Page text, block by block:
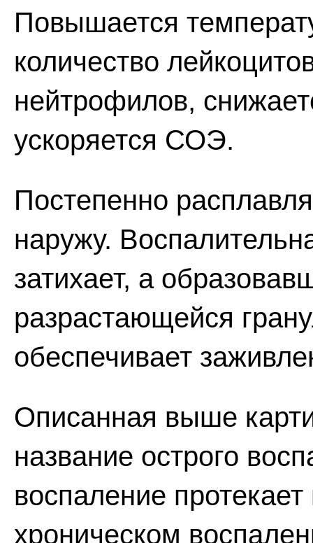
Повышается
количество
нейтрофилов,
ускоряется СОЭ.
Постепенно
наружу.
затихает, а
разрастающейся
обеспечивает
Описанная выше
название острого
воспаление
хроническом